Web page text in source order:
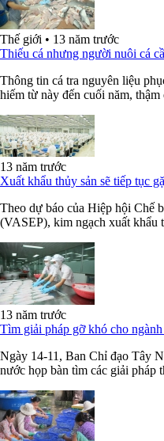
Thế giới • 13 năm trước
Thiếu cá nhưng người nuôi cá
Thông tin cá tra nguyên liệu
hiếm từ này đến cuối năm, thậm
13 năm trước
Xuất khẩu thủy sản sẽ tiếp tục
Theo dự báo của Hiệp hội Chế
(VASEP), kim ngạch xuất khẩu
13 năm trước
Tìm giải pháp gỡ khó cho ngành
Ngày 14-11, Ban Chỉ đạo Tây
nước họp bàn tìm các giải pháp